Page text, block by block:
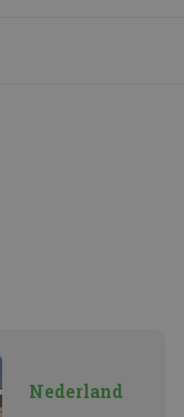
Nederland